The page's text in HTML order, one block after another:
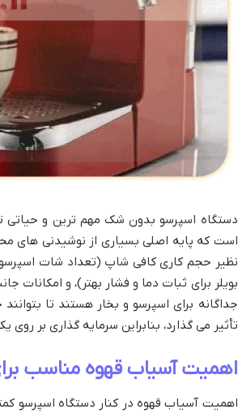
دستگاه اسپرسو بدون شک مهم ترین و حیاتی
است که پایه اصلی بسیاری از نوشیدنی های
نظیر حجم کاری کافی شاپ (تعداد شات
بویلر برای ثبات دما و فشار بهتر)، و
جداگانه برای اسپرسو و بخار هستند تا
تأثیر می گذارد، بنابراین سرمایه گذاری بر
اهمیت آسیاب قهوه مناسب
اهمیت آسیاب قهوه در کنار دستگاه اسپرسو